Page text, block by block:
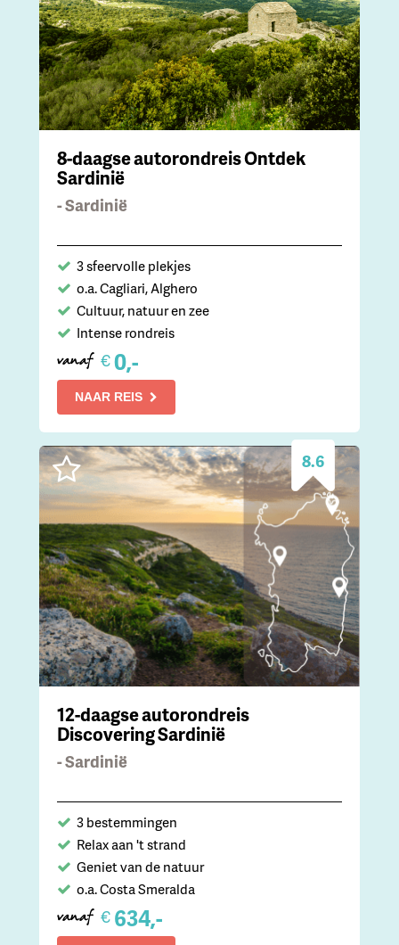
8-daagse autorondreis Ontdek
Sardinië
- Sardinië
3 sfeervolle plekjes
o.a. Cagliari, Alghero
Cultuur, natuur en zee
Intense rondreis
vanaf €0,-
NAAR REIS
8.6
12-daagse autorondreis
Discovering Sardinië
- Sardinië
3 bestemmingen
Relax aan 't strand
Geniet van de natuur
o.a. Costa Smeralda
vanaf € 634,-